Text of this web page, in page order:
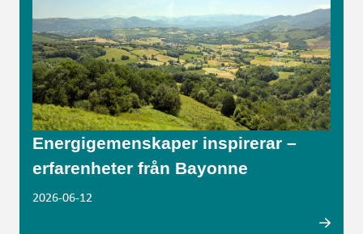
Energigemenskaper inspirerar –
erfarenheter från Bayonne
2026-06-12